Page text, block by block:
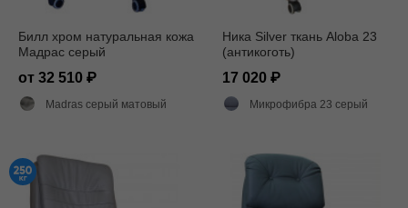
Билл хром натуральная кожа
Мадрас серый
от 32 510
Madras серый матовый
Ника Silver ткань Aloba 23
(антикоготь)
17 020
Микрофибра 23 серый